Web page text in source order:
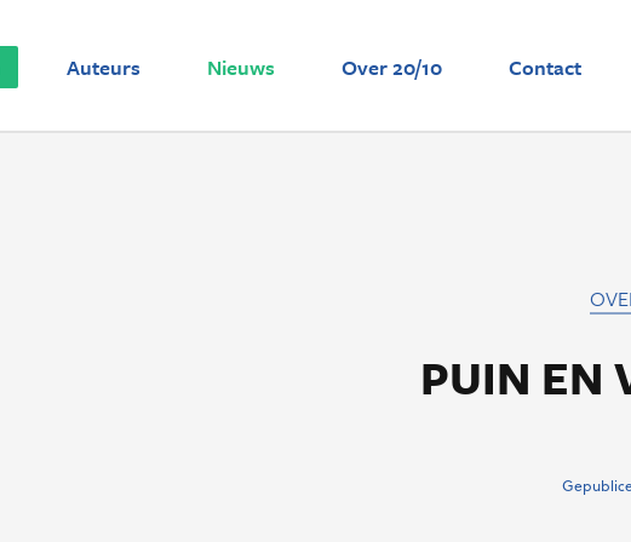
Auteurs Nieuws Over 20/10 Contact
PUIN EN